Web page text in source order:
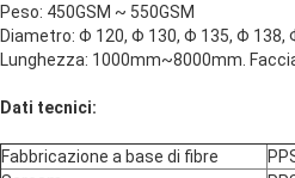
Peso: 450GSM ~ 550GSM
Diametro: Φ 120, Φ 130, Φ 135, Φ
Lunghezza: 1000mm~8000mm.
Dati tecnici:
Fabbricazione a base di fibre